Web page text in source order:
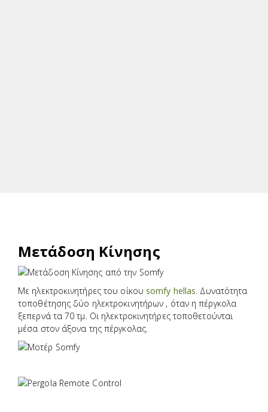
Μετάδοση Κίνησης
Με ηλεκτροκινητήρες του οίκου somfy hellas. Δυνατότητα
τοποθέτησης δύο ηλεκτροκινητήρων , όταν η πέργκολα
ξεπερνά τα 70 τμ. Οι ηλεκτροκινητήρες τοποθετούνται
μέσα στον άξονα της πέργκολας.